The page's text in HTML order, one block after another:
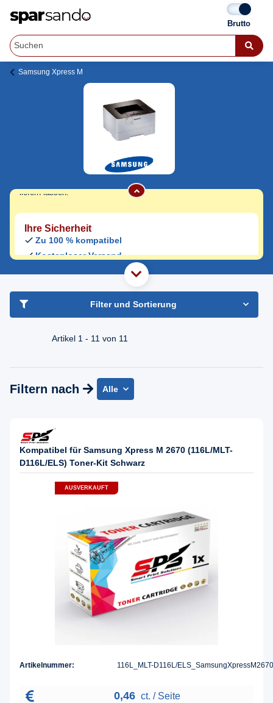
Samsung Xpress M
Samsung Xpress M 2670 Toner
Jetzt originale & kompatible Samsung
Xpress M 2670 Toner
Den Druckerhersteller und das Druckermodell auf Sparsando.de
liefern lassen.
Ihre Sicherheit
Zu 100 % kompatibel
Kostenloser Versand
haben Sie Frage?
Freundlicher Support & Beratung
Mo - Fr. 08.00 - 16:30 Uhr
Filter und Sortierung
Artikel 1 - 11 von 11
Filtern nach Alle
Kompatibel für Samsung Xpress M 2670 (116L/MLT-
D116L/ELS) Toner-Kit Schwarz
AUSVERKAUFT
Artikelnummer: 116L_MLT-D116L/
0,46 ct. / Seite